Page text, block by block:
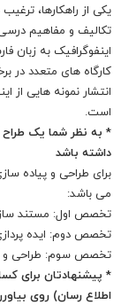
یکی از راهکارها،
تکالیف و مفاهیم
اینفوگرافیک به زبان
کارگاه های متعدد در
انتشار نمونه هایی از
است.
* به نظر شما یک طراح
داشته باشد
برای طراحی و پیاده
می باشد:
تخصص اول: مستند
تخصص دوم: ایده
تخصص سوم: طراحی و
* پیشنهادتان برای
اطلاع رسان) روی